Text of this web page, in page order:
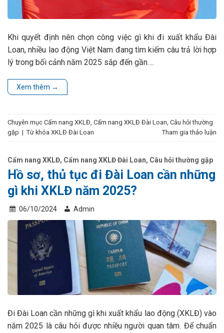
Khi quyết định nên chọn công việc gì khi đi xuất khẩu Đài
Loan, nhiều lao động Việt Nam đang tìm kiếm câu trả lời hợp
lý trong bối cảnh năm 2025 sắp đến gần….
Xem thêm →
Chuyên mục Cẩm nang XKLĐ, Cẩm nang XKLĐ Đài Loan, Câu hỏi thường
gặp | Từ khóa XKLĐ Đài Loan Tham gia thảo luận
Cẩm nang XKLĐ, Cẩm nang XKLĐ Đài Loan, Câu hỏi thường gặp
Hồ sơ, thủ tục đi Đài Loan cần những
gì khi XKLĐ năm 2025?
06/10/2024 Admin
Đi Đài Loan cần những gì khi xuất khẩu lao động (XKLĐ) vào
năm 2025 là câu hỏi được nhiều người quan tâm. Để chuẩn